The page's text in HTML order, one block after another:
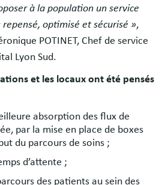
à la population un service
repensé, optimisé et sécurisé »,
POTINET, Chef de service
Lyon Sud.
et les locaux ont été pensés
absorption des flux de
par la mise en place de boxes
du parcours de soins ;
d’attente ;
des patients au sein des